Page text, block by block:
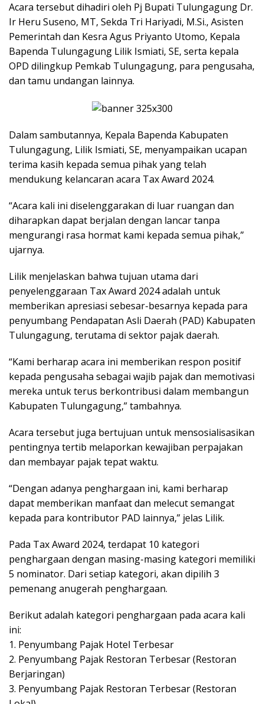
Acara tersebut dihadiri oleh Pj Bupati Tulungagung Dr.
Ir Heru Suseno, MT, Sekda Tri Hariyadi, M.Si., Asisten
Pemerintah dan Kesra Agus Priyanto Utomo, Kepala
Bapenda Tulungagung Lilik Ismiati, SE, serta kepala
OPD dilingkup Pemkab Tulungagung, para pengusaha,
dan tamu undangan lainnya.
Dalam sambutannya, Kepala Bapenda Kabupaten
Tulungagung, Lilik Ismiati, SE, menyampaikan ucapan
terima kasih kepada semua pihak yang telah
mendukung kelancaran acara Tax Award 2024.
“Acara kali ini diselenggarakan di luar ruangan dan
diharapkan dapat berjalan dengan lancar tanpa
mengurangi rasa hormat kami kepada semua pihak,”
ujarnya.
Lilik menjelaskan bahwa tujuan utama dari
penyelenggaraan Tax Award 2024 adalah untuk
memberikan apresiasi sebesar-besarnya kepada para
penyumbang Pendapatan Asli Daerah (PAD) Kabupaten
Tulungagung, terutama di sektor pajak daerah.
“Kami berharap acara ini memberikan respon positif
kepada pengusaha sebagai wajib pajak dan memotivasi
mereka untuk terus berkontribusi dalam membangun
Kabupaten Tulungagung,” tambahnya.
Acara tersebut juga bertujuan untuk mensosialisasikan
pentingnya tertib melaporkan kewajiban perpajakan
dan membayar pajak tepat waktu.
“Dengan adanya penghargaan ini, kami berharap
dapat memberikan manfaat dan melecut semangat
kepada para kontributor PAD lainnya,” jelas Lilik.
Pada Tax Award 2024, terdapat 10 kategori
penghargaan dengan masing-masing kategori memiliki
5 nominator. Dari setiap kategori, akan dipilih 3
pemenang anugerah penghargaan.
Berikut adalah kategori penghargaan pada acara kali
ini:
1. Penyumbang Pajak Hotel Terbesar
2. Penyumbang Pajak Restoran Terbesar (Restoran
Berjaringan)
3. Penyumbang Pajak Restoran Terbesar (Restoran